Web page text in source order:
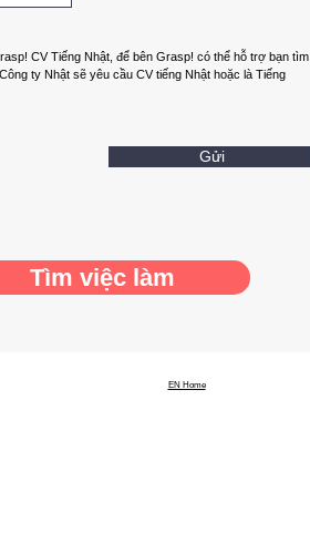
CV Tiếng Nhật, để bên Grasp! có thể hỗ trợ bạn tìm
ty Nhật sẽ yêu cầu CV tiếng Nhật hoặc là Tiếng
Gửi
Tìm việc làm
EN Home